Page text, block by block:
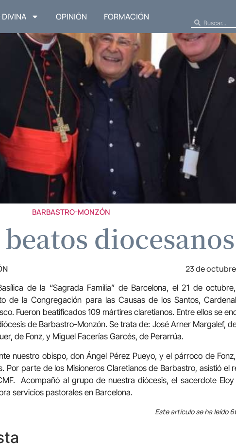
OPINIÓN FORMACIÓN
BARBASTRO-MONZÓN
diocesanos
23 de
de la “Sagrada Familia” de Barcelona, el 21 de
de la Congregación para las Causas de los Santos,
Fueron beatificados 109 mártires claretianos. Entre ellos se
de Barbastro-Monzón. Se trata de: José Arner Margalef,
de Fonz, y Miguel Facerías Garcés, de Perarrúa.
nuestro obispo, don Ángel Pérez Pueyo, y el párroco de
Por parte de los Misioneros Claretianos de Barbastro, asistió el
Acompañó al grupo de nuestra diócesis, el sacerdote Eloy
servicios pastorales en Barcelona.
Este artículo se ha leído